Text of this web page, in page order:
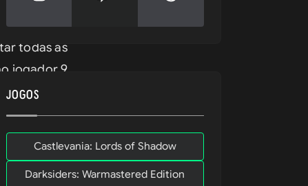
todas as
jogador 9
JOGOS
Castlevania: Lords of Shadow
Darksiders: Warmastered Edition